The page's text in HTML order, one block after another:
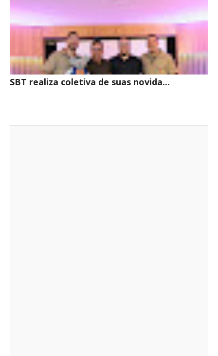
SBT realiza coletiva de suas novida...